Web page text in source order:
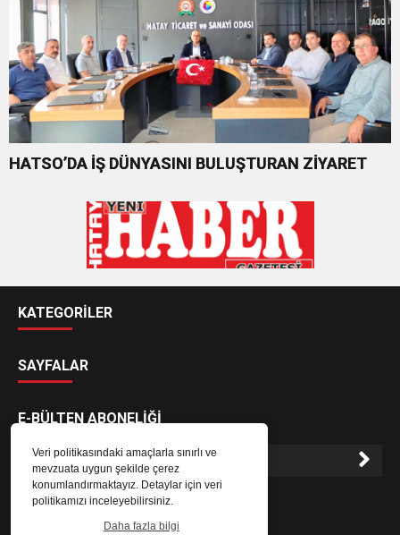
Veri politikasındaki amaçlarla sınırlı ve
mevzuata uygun şekilde çerez
konumlandırmaktayız. Detaylar için veri
politikamızı inceleyebilirsiniz.
Daha fazla bilgi
HATSO’DA İŞ DÜNYASINI BULUŞTURAN ZİYARET
KATEGORİLER
SAYFALAR
E-BÜLTEN ABONELİĞİ
E-Bülten aboneliği ile haberlere daha hızlı erişin.